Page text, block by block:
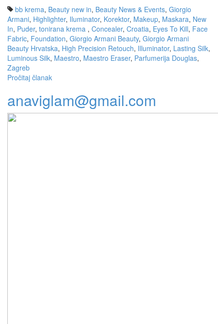
bb krema, Beauty new in, Beauty News & Events, Giorgio
Armani, Highlighter, Iluminator, Korektor, Makeup, Maskara, New
In, Puder, tonirana krema , Concealer, Croatia, Eyes To Kill, Face
Fabric, Foundation, Giorgio Armani Beauty, Giorgio Armani
Beauty Hrvatska, High Precision Retouch, Illuminator, Lasting Silk,
Luminous Silk, Maestro, Maestro Eraser, Parfumerija Douglas,
Zagreb
Pročitaj članak
anaviglam@gmail.com